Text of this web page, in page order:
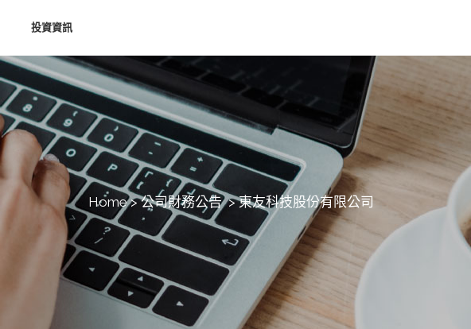
投資資訊
Home>公司財務公告 >東友科技股份有限公司